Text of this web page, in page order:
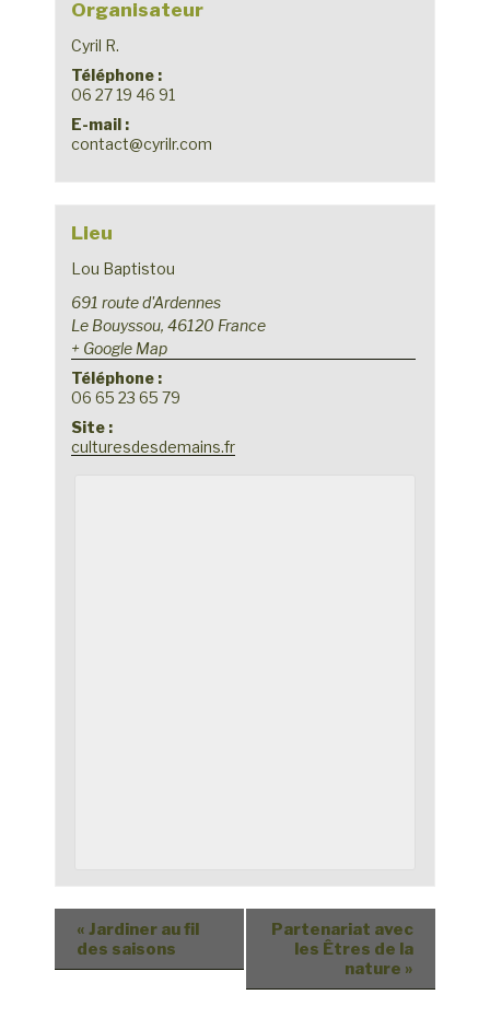
Organisateur
Cyril R.
Téléphone :
06 27 19 46 91
E-mail :
contact@cyrilr.com
Lieu
Lou Baptistou
691 route d'Ardennes
Le Bouyssou, 46120 France
+ Google Map
Téléphone :
06 65 23 65 79
Site :
culturesdesdemains.fr
« Jardiner au fil
des saisons
Partenariat avec
les Êtres de la
nature »